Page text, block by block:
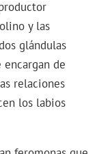
y las
glándulas
de
relaciones
los labios